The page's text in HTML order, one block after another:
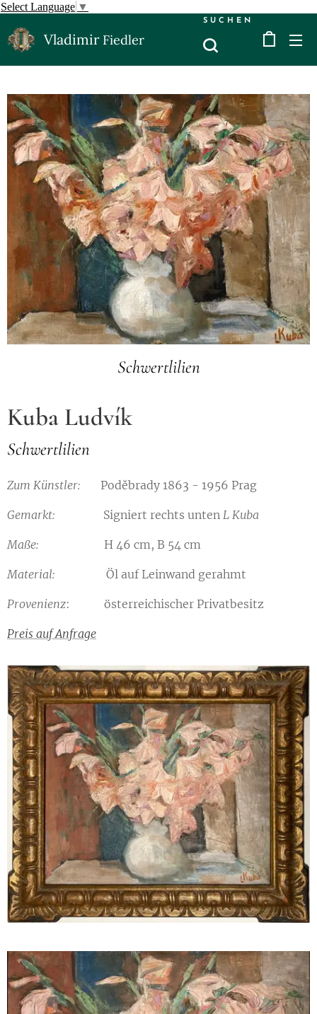
Select Language ▼
Vladimir Fiedler
SUCHEN
Schwertlilien
Kuba Ludvík
Schwertlilien
Zum Künstler: Poděbrady 1863 - 1956 Prag
Gemarkt: Signiert rechts unten L Kuba
Maße: H 46 cm, B 54 cm
Material: Öl auf Leinwand gerahmt
Provenienz: österreichischer Privatbesitz
Preis auf Anfrage